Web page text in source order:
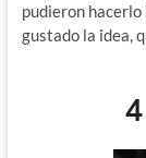
pudieron hacerlo
gustado la idea,